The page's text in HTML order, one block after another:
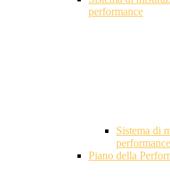
performance
Sistema di
performance
Piano della